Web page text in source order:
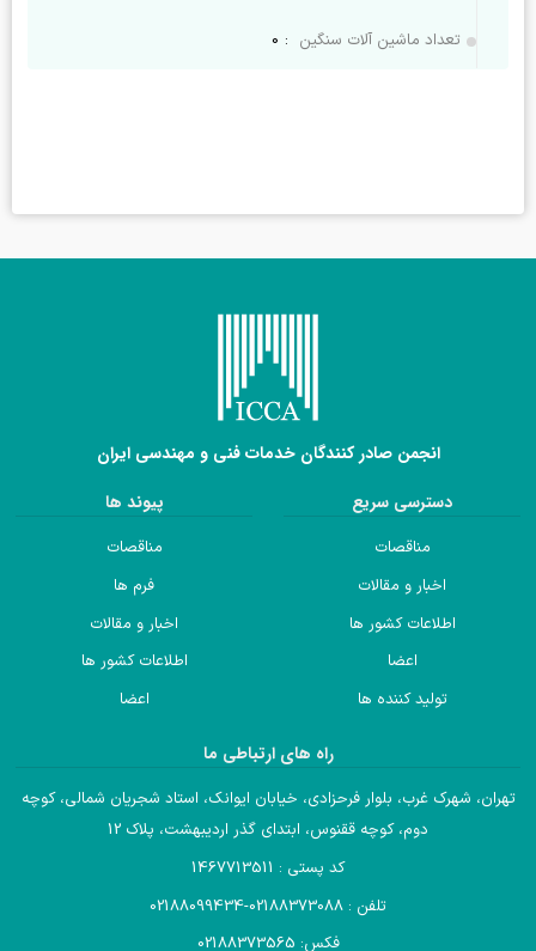
تعداد ماشین آلات سنگین :
0
انجمن صادر کنندگان خدمات فنی و مهندسی ایران
دسترسی سریع
مناقصات
اخبار و مقالات
اطلاعات کشور ها
اعضا
تولید کننده ها
پیوند ها
مناقصات
فرم ها
اخبار و مقالات
اطلاعات کشور ها
اعضا
راه های ارتباطی ما
تهران، شهرک غرب، بلوار فرحزادی، خیابان ایوانک، استاد شجریان شمالی، کوچه
دوم، کوچه ققنوس، ابتدای گذر اردیبهشت، پلاک 12
کد پستی : 1467713511
تلفن : 02188373088-02188099434
فکس: 02188373565